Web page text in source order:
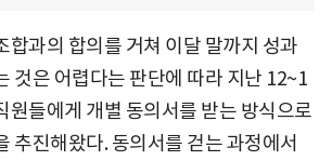
합과의 합의를 거쳐 이달 말까지 성과
것은 어렵다는 판단에 따라 지난 12~1
원들에게 개별 동의서를 받는 방식으로
추진해왔다. 동의서를 걷는 과정에서